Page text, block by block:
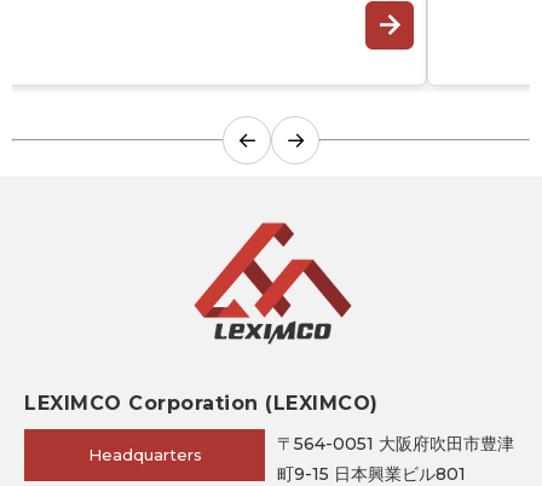
← →
LEXIMCO Corporation (LEXIMCO)
Headquarters
〒564-0051 大阪府吹田市豊津
町9-15 日本興業ビル801